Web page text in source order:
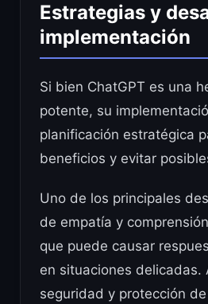
Estrategias y
implementación
Si bien ChatGPT es una
potente, su
planificación estratégica
beneficios y evitar
Uno de los principales
de empatía y
que puede causar
en situaciones delicadas.
seguridad y protección